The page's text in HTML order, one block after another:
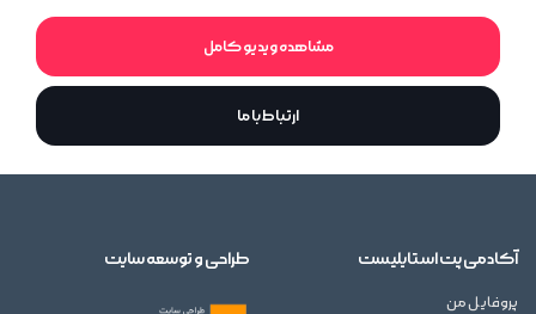
مشاهده ویدیو کامل
ارتباط با ما
آکادمی پت استایلیست
پروفایل من
طراحی و توسعه سایت